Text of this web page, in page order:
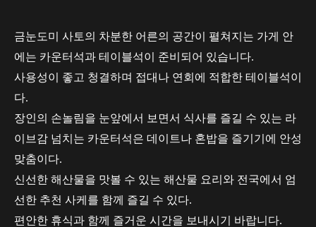
금눈도미 사토의 차분한 어른의 공간이 펼쳐지는 가게 안
에는 카운터석과 테이블석이 준비되어 있습니다.
사용성이 좋고 청결하며 접대나 연회에 적합한 테이블석이
다.
장인의 손놀림을 눈앞에서 보면서 식사를 즐길 수 있는 라
이브감 넘치는 카운터석은 데이트나 혼밥을 즐기기에 안성
맞춤이다.
신선한 해산물을 맛볼 수 있는 해산물 요리와 전국에서 엄
선한 추천 사케를 함께 즐길 수 있다.
편안한 휴식과 함께 즐거운 시간을 보내시기 바랍니다.